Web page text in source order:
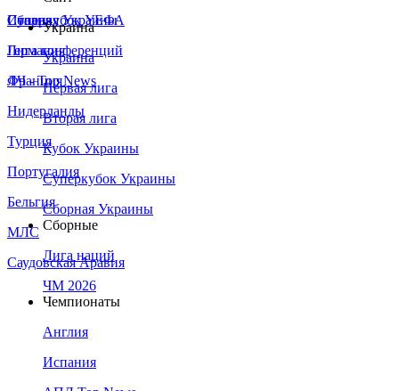
Сборная Украины
Италия
Германия
Франция
Нидерланды
Турция
Португалия
Бельгия
МЛС
Саудовская Аравия
Суперкубок УЕФА
Лига конференций
ЛЧ - Top News
Украина
Украина
Первая лига
Вторая лига
Кубок Украины
Суперкубок Украины
Сборная Украины
Сборные
Лига наций
ЧМ 2026
Чемпионаты
Англия
Испания